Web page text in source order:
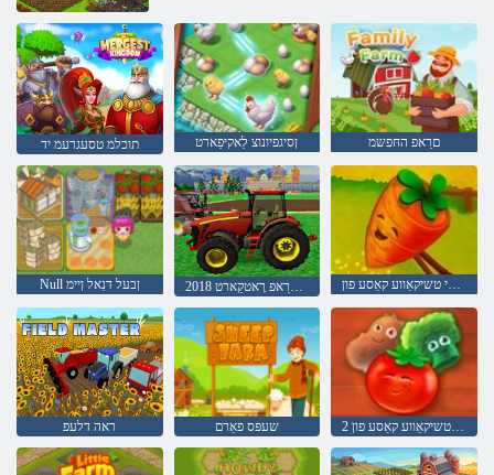
תוכלמ טסעגרעמ יד ןסיגפיונוצ לַאקיּפַארט םרַאפ החּפשמ
Null ןבעל דנַאל ןיימ פאַרם: די טשיקאַווע קאַסע פון
ראה דלעפ שעפּס פאַרם פאַרם: די טשיקאַווע קאַסע פון ​​2